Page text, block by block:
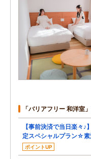
「バリアフリー 和洋室
【事前決済で当日楽々♪
定スペシャルプラン☆
ポイントUP